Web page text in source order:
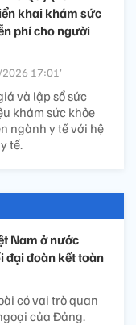
khai khám sức
phí cho người
17:01’
và lập sổ sức
khám sức khỏe
ngành y tế với hệ
tế.
Nam ở nước
đại đoàn kết toàn
có vai trò quan
của Đảng.